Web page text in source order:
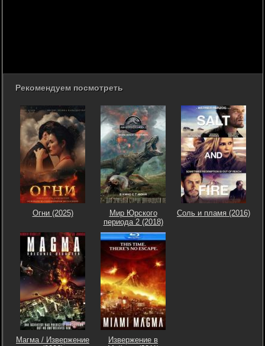
Рекомендуем посмотреть
Огни (2025)
Мир Юрского
периода 2 (2018)
Соль и пламя (2016)
Магма / Извержение
Извержение в